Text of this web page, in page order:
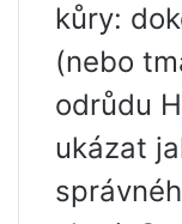
kůry:
(nebo
odrůdu
ukázat